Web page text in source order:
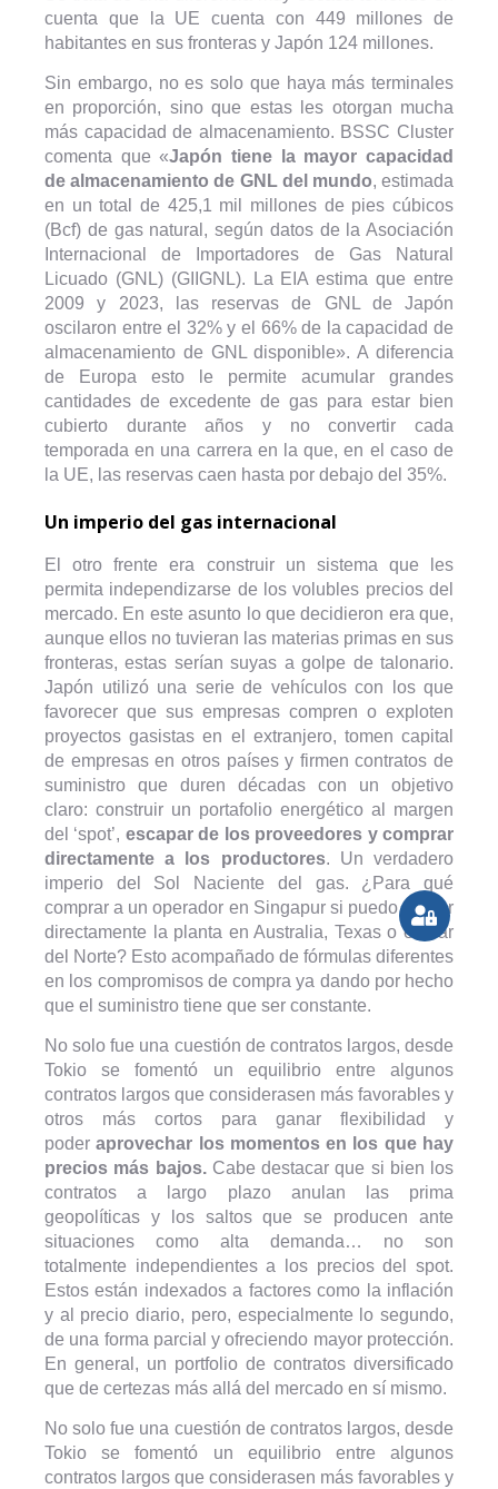
cuenta que la UE cuenta con 449 millones de
habitantes en sus fronteras y Japón 124 millones.
Sin embargo, no es solo que haya más terminales
en proporción, sino que estas les otorgan mucha
más capacidad de almacenamiento. BSSC Cluster
comenta que «Japón tiene la mayor capacidad
de almacenamiento de GNL del mundo, estimada
en un total de 425,1 mil millones de pies cúbicos
(Bcf) de gas natural, según datos de la Asociación
Internacional de Importadores de Gas Natural
Licuado (GNL) (GIIGNL). La EIA estima que entre
2009 y 2023, las reservas de GNL de Japón
oscilaron entre el 32% y el 66% de la capacidad de
almacenamiento de GNL disponible». A diferencia
de Europa esto le permite acumular grandes
cantidades de excedente de gas para estar bien
cubierto durante años y no convertir cada
temporada en una carrera en la que, en el caso de
la UE, las reservas caen hasta por debajo del 35%.
Un imperio del gas internacional
El otro frente era construir un sistema que les
permita independizarse de los volubles precios del
mercado. En este asunto lo que decidieron era que,
aunque ellos no tuvieran las materias primas en sus
fronteras, estas serían suyas a golpe de talonario.
Japón utilizó una serie de vehículos con los que
favorecer que sus empresas compren o exploten
proyectos gasistas en el extranjero, tomen capital
de empresas en otros países y firmen contratos de
suministro que duren décadas con un objetivo
claro: construir un portafolio energético al margen
del ‘spot’, escapar de los proveedores y comprar
directamente a los productores. Un verdadero
imperio del Sol Naciente del gas. ¿Para qué
comprar a un operador en Singapur si puedo operar
directamente la planta en Australia, Texas o el Mar
del Norte? Esto acompañado de fórmulas diferentes
en los compromisos de compra ya dando por hecho
que el suministro tiene que ser constante.
No solo fue una cuestión de contratos largos, desde
Tokio se fomentó un equilibrio entre algunos
contratos largos que considerasen más favorables y
otros más cortos para ganar flexibilidad y
poderaprovechar los momentos en los que hay
precios más bajos. Cabe destacar que si bien los
contratos a largo plazo anulan las prima
geopolíticas y los saltos que se producen ante
situaciones como alta demanda… no son
totalmente independientes a los precios del spot.
Estos están indexados a factores como la inflación
y al precio diario, pero, especialmente lo segundo,
de una forma parcial y ofreciendo mayor protección.
En general, un portfolio de contratos diversificado
que de certezas más allá del mercado en sí mismo.
No solo fue una cuestión de contratos largos, desde
Tokio se fomentó un equilibrio entre algunos
contratos largos que considerasen más favorables y